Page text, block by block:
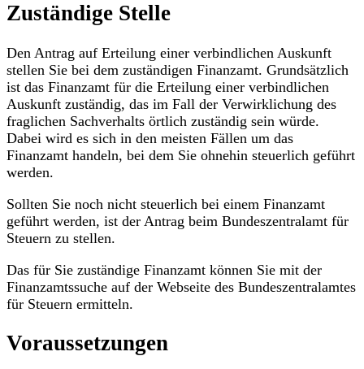
Zuständige Stelle
Den Antrag auf Erteilung einer verbindlichen Auskunft
stellen Sie bei dem zuständigen Finanzamt. Grundsätzlich
ist das Finanzamt für die Erteilung einer verbindlichen
Auskunft zuständig, das im Fall der Verwirklichung des
fraglichen Sachverhalts örtlich zuständig sein würde.
Dabei wird es sich in den meisten Fällen um das
Finanzamt handeln, bei dem Sie ohnehin steuerlich geführt
werden.
Sollten Sie noch nicht steuerlich bei einem Finanzamt
geführt werden, ist der Antrag beim Bundeszentralamt für
Steuern zu stellen.
Das für Sie zuständige Finanzamt können Sie mit der
Finanzamtssuche auf der Webseite des Bundeszentralamtes
für Steuern ermitteln.
Voraussetzungen